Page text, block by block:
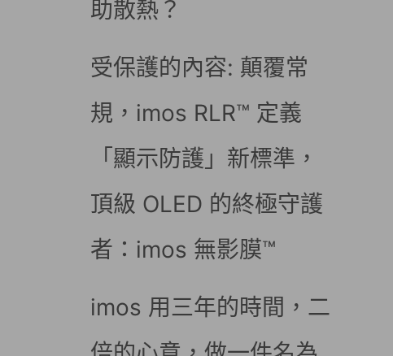
助散熱？
受保護的內容: 顛覆常
規，imos RLR™ 定義
「顯示防護」新標準，
頂級 OLED 的終極守護
者：imos 無影膜™
imos 用三年的時間，二